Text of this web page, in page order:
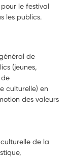
le festival
les publics.
de
(jeunes,
de
culturelle) en
des valeurs
de la